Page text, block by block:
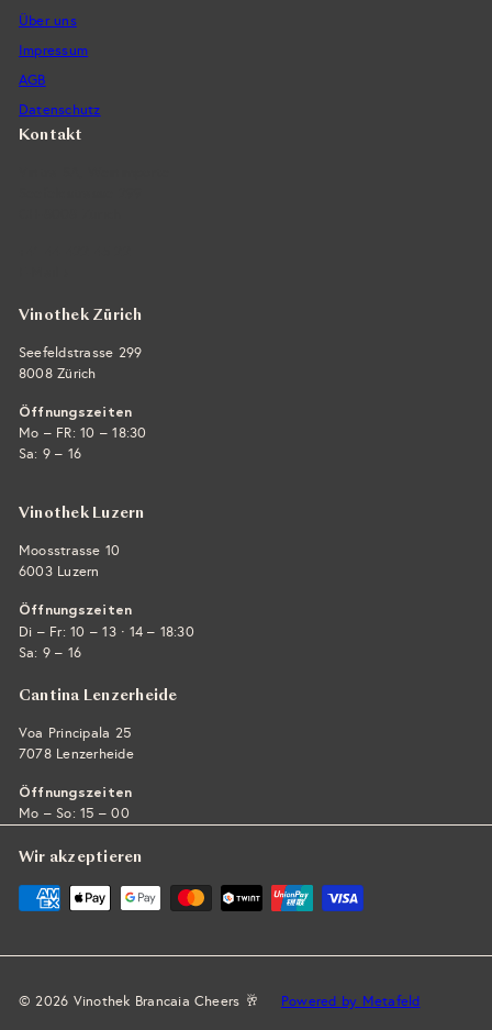
Über uns
Impressum
AGB
Datenschutz
Kontakt
Vinothek Zürich
Seefeldstrasse 299
8008 Zürich
Öffnungszeiten
Mo – FR: 10 – 18:30
Sa: 9 – 16
Vinothek Luzern
Moosstrasse 10
6003 Luzern
Öffnungszeiten
Di – Fr: 10 – 13 · 14 – 18:30
Sa: 9 – 16
Cantina Lenzerheide
Voa Principala 25
7078 Lenzerheide
Öffnungszeiten
Mo – So: 15 – 00
Wir akzeptieren
© 2026 Vinothek Brancaia Cheers 🥂 Powered by Metafeld